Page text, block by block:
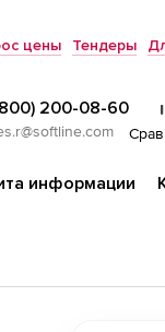
цены Тендеры
200-08-60
информации